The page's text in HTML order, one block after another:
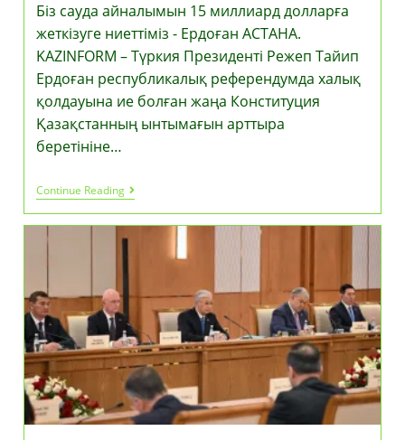
Біз сауда айналымын 15 миллиард долларға
жеткізуге ниеттіміз - Ердоған АСТАНА.
KAZINFORM – Түркия Президенті Режеп Тайип
Ердоған республикалық референдумда халық
қолдауына ие болған жаңа Конституция
Қазақстанның ынтымағын арттыра
беретініне…
Continue ReadingБіз
Сауда
Айналымын
15
Долларға
Ниеттіміз
Ердоған